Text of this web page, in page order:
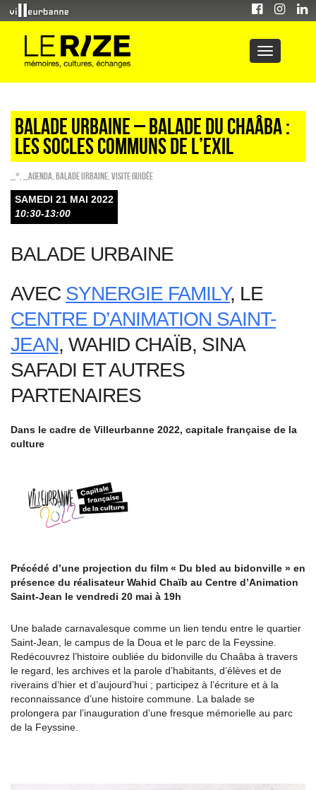
Balade urbaine – Balade du Chaâba :
les socles communs de l’exil
_* _Agenda Balade urbaine Visite guidée
SAMEDI 21 MAI 2022
10:30-13:00
BALADE URBAINE
AVEC SYNERGIE FAMILY, LE
CENTRE D’ANIMATION SAINT-
JEAN, WAHID CHAÏB, SINA
SAFADI ET AUTRES
PARTENAIRES
Dans le cadre de Villeurbanne 2022, capitale française de la
culture
Précédé d’une projection du film « Du bled au bidonville » en
présence du réalisateur Wahid Chaïb au Centre d’Animation
Saint-Jean le vendredi 20 mai à 19h
Une balade carnavalesque comme un lien tendu entre le quartier
Saint-Jean, le campus de la Doua et le parc de la Feyssine.
Redécouvrez l’histoire oubliée du bidonville du Chaâba à travers
le regard, les archives et la parole d’habitants, d’élèves et de
riverains d’hier et d’aujourd’hui ; participez à l’écriture et à la
reconnaissance d’une histoire commune. La balade se
prolongera par l’inauguration d’une fresque mémorielle au parc
de la Feyssine.